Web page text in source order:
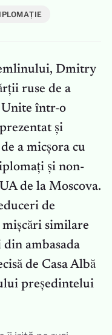
Dmitry
ruse de a
Unite într-o
și
a micșora cu
și non-
de la Moscova.
de
similare
ambasada
de Casa Albă
președintelui